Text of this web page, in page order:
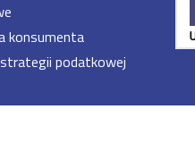
konsumenta
podatkowej